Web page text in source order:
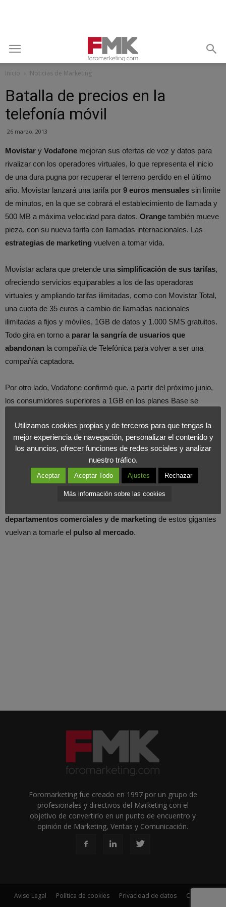
Inicio Noticias de Marketing
Batalla de precios en la
telefonía móvil
26 marzo, 2013
Movistar y Vodafone mejoran sus ofertas de voz y datos para
rivalizar con los operadores virtuales, lo que representa el inicio
de una dura pugna por recuperar el terreno perdido en el último
año. Movistar lanzará una tarifa por 9 euros mensuales sin límite
de minutos, en la que se cobrará el establecimiento de llamada y
500 MB a máxima velocidad para datos. Orange también mueve
pieza, con su nueva tarifa con llamadas internacionales. Las
estrategias de marketing vuelven a tomar vida.
Movistar aclara que pretende una simplificación de sus tarifas,
ofreciendo servicios equiparables a los de las operadoras
virtuales y ampliando tarifas ilimitadas, como con Movistar Total,
una cuota de 35 euros a cambio de llamadas nacionales
ilimitadas a fijos y móviles, 1GB de datos y 1.000 SMS gratuitos.
Todo gira en torno a parar la sangría de usuarios que
abandonan la compañía de Telefónica para volver a ser una
compañía captadora.
Por otro lado, Vodafone confirmó que, a partir del próximo junio,
los consumidores superiores a 1GB en los planes Base se
velocidad y Orange acaba de lanzar las tarifasHabla yViaja , con
llamadasnacionales e internacionalesy roaming tarifa plana
por 39 y 79 euros, en función de las prestaciones, y
subvencionando terminales.
Toda esta agitación favorecerá a un consumidor que actualmente
departamentos comerciales y de marketing de estos gigantes
vuelvan a tomarle el pulso al mercado.
Foromarketing fue creado en 1997 por un grupo de
profesionales y directivos del Marketing con el
objetivo de convertirlo en un punto de encuentro y
opinión de Marketing, Ventas y Comunicación.
Aviso Legal Política de cookies Privacidad de datos Contacto
Utilizamos cookies propias y de terceros para que tengas la
mejor experiencia de navegación, personalizar el contenido y
los anuncios, ofrecer funciones de redes sociales y analizar
nuestro tráfico.
Aceptar Aceptar Todo Ajustes Rechazar
Más información sobre las cookies